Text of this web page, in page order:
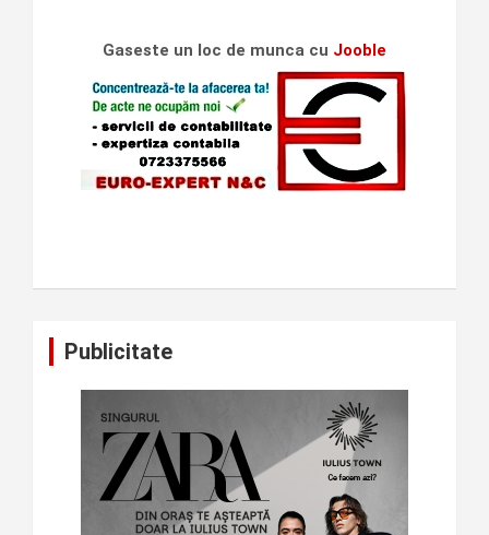
Gaseste un loc de munca cu Jooble
Publicitate